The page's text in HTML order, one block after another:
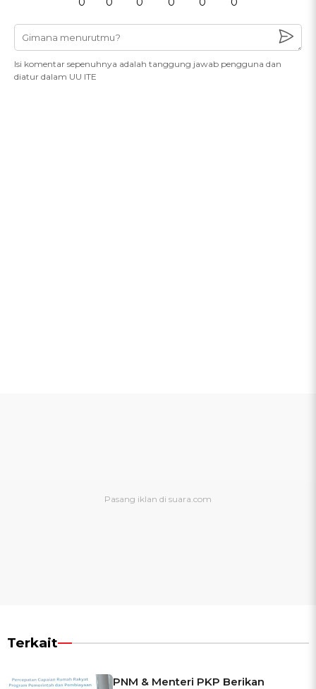
Isi komentar sepenuhnya adalah tanggung jawab pengguna dan
diatur dalam UU ITE
Terkait
PNM & Menteri PKP Berikan